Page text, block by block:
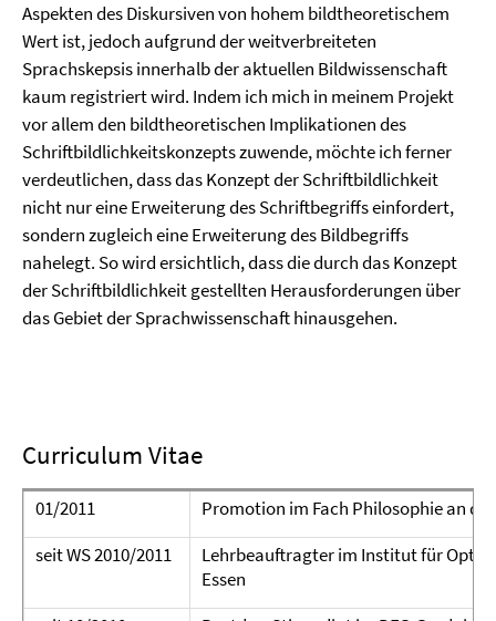
Aspekten des Diskursiven von hohem bildtheoretischem
Wert ist, jedoch aufgrund der weitverbreiteten
Sprachskepsis innerhalb der aktuellen Bildwissenschaft
kaum registriert wird. Indem ich mich in meinem Projekt
vor allem den bildtheoretischen Implikationen des
Schriftbildlichkeitskonzepts zuwende, möchte ich ferner
verdeutlichen, dass das Konzept der Schriftbildlichkeit
nicht nur eine Erweiterung des Schriftbegriffs einfordert,
sondern zugleich eine Erweiterung des Bildbegriffs
nahelegt. So wird ersichtlich, dass die durch das Konzept
der Schriftbildlichkeit gestellten Herausforderungen über
das Gebiet der Sprachwissenschaft hinausgehen.
Curriculum Vitae
01/2011
Promotion im Fach Philosophie an
seit WS 2010/2011
Lehrbeauftragter im Institut für
Essen